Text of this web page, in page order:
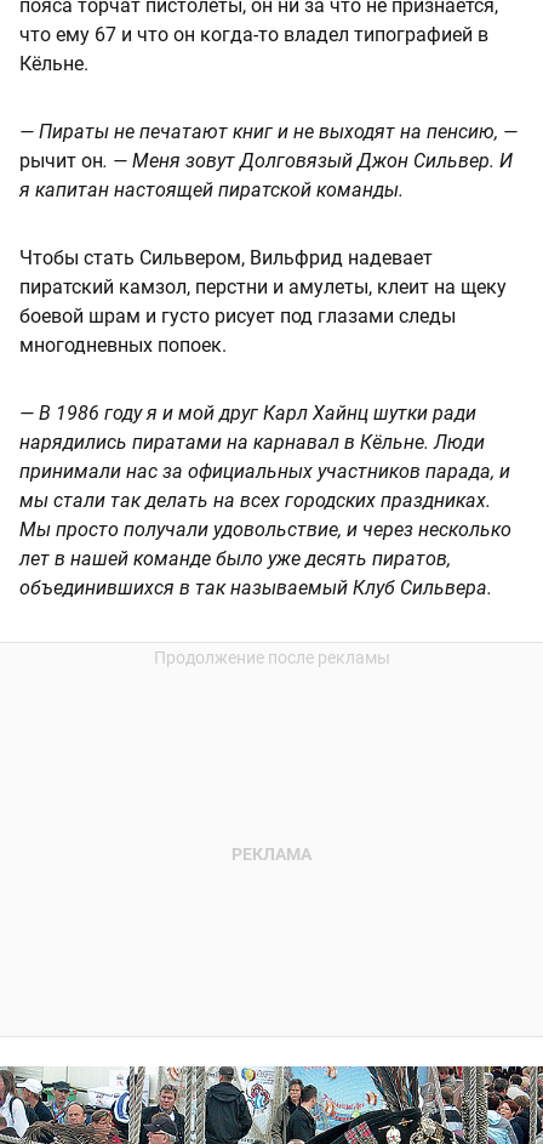
пояса торчат пистолеты, он ни за что не признается,
что ему 67 и что он когда-то владел типографией в
Кёльне.
— Пираты не печатают книг и не выходят на пенсию, —
рычит он. — Меня зовут Долговязый Джон Сильвер. И
я капитан настоящей пиратской команды.
Чтобы стать Сильвером, Вильфрид надевает
пиратский камзол, перстни и амулеты, клеит на щеку
боевой шрам и густо рисует под глазами следы
многодневных попоек.
— В 1986 году я и мой друг Карл Хайнц шутки ради
нарядились пиратами на карнавал в Кёльне. Люди
принимали нас за официальных участников парада, и
мы стали так делать на всех городских праздниках.
Мы просто получали удовольствие, и через несколько
лет в нашей команде было уже десять пиратов,
объединившихся в так называемый Клуб Сильвера.